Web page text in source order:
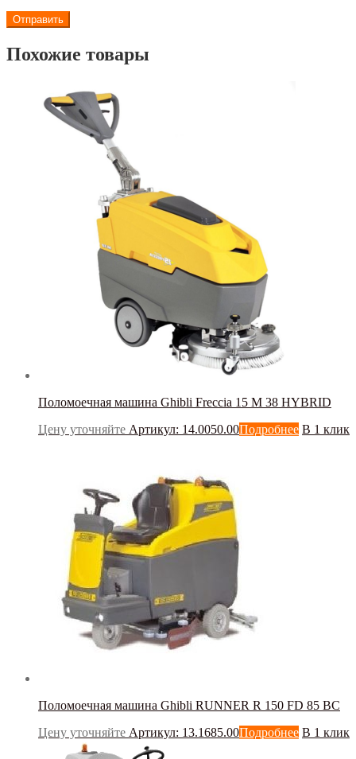
Похожие товары
Поломоечная машина Ghibli Freccia 15 M 38 HYBRID
Цену уточняйте Артикул: 14.0050.00Подробнее В 1 клик
Поломоечная машина Ghibli RUNNER R 150 FD 85 BC
Цену уточняйте Артикул: 13.1685.00Подробнее В 1 клик